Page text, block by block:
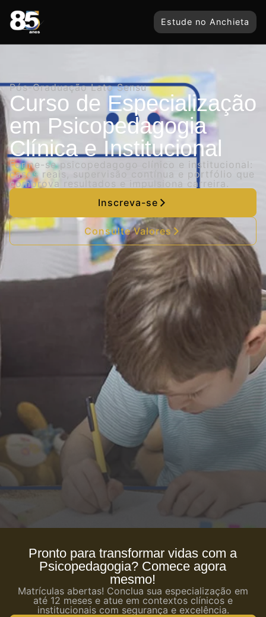
Estude no Anchieta
Pós-Graduação Lato Sensu
Curso de Especialização
em Psicopedagogia
Clínica e Institucional
Forme-se psicopedagogo clínico e institucional:
casos reais, supervisão contínua e portfólio que
comprova resultados e impulsiona carreira.
Inscreva-se
Consulte Valores
Pronto para transformar vidas com a
Psicopedagogia? Comece agora
mesmo!
Matrículas abertas! Conclua sua especialização em
até 12 meses e atue em contextos clínicos e
institucionais com segurança e excelência.